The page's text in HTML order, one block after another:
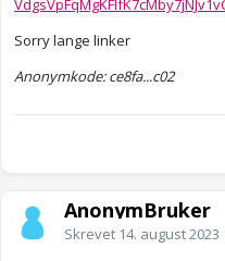
Sorry lange linker
Anonymkode: ce8fa...c02
AnonymBruker
Skrevet 14. august 2023